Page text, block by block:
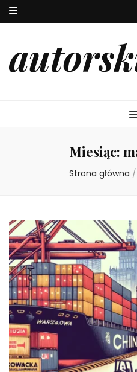
Miesiąc:
Strona główna /